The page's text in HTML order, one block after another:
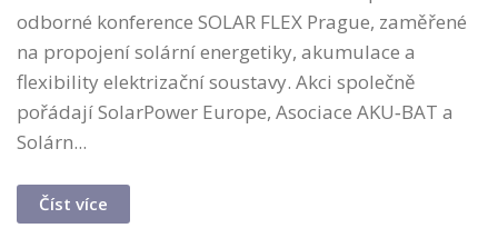
odborné konference SOLAR FLEX Prague, zaměřené
na propojení solární energetiky, akumulace a
flexibility elektrizační soustavy. Akci společně
pořádají SolarPower Europe, Asociace AKU‑BAT a
Solárn...
Číst více